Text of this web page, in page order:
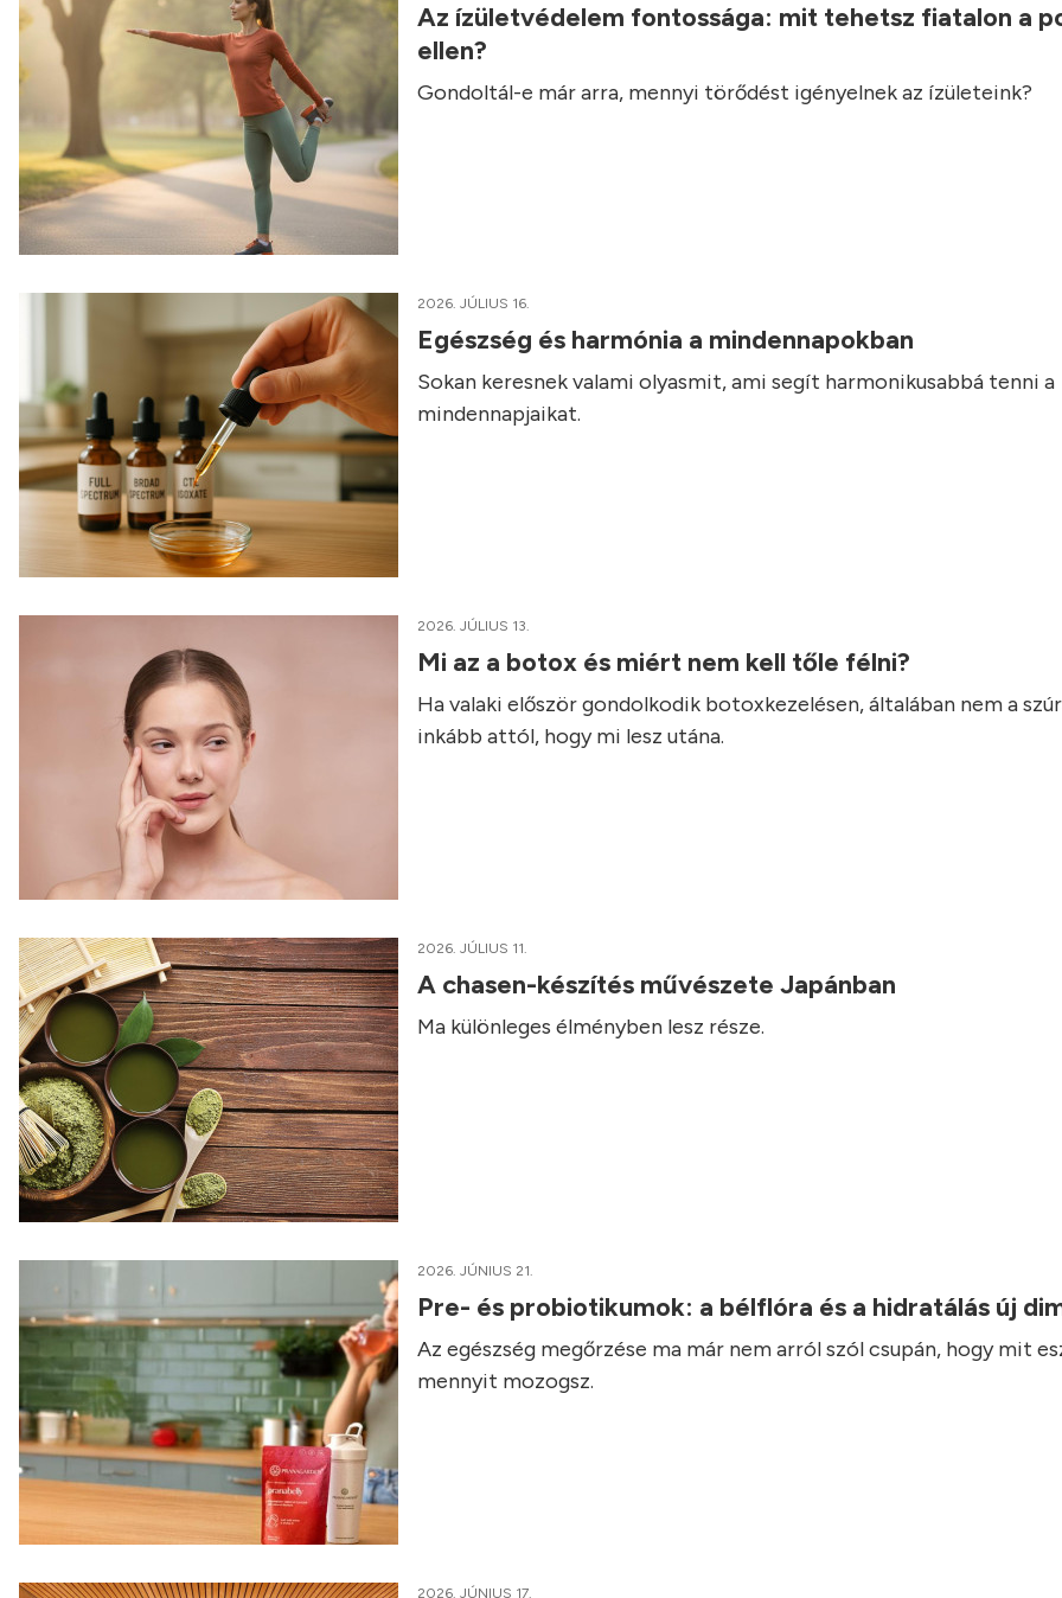
Az ízületvédelem fontossága: mit tehetsz fiatalon a
ellen?
Gondoltál-e már arra, mennyi törődést igényelnek az ízületeink?
2026. JÚLIUS 16.
Egészség és harmónia a mindennapokban
Sokan keresnek valami olyasmit, ami segít harmonikusabbá tenni a
mindennapjaikat.
2026. JÚLIUS 13.
Mi az a botox és miért nem kell tőle félni?
Ha valaki először gondolkodik botoxkezelésen, általában nem a
inkább attól, hogy mi lesz utána.
2026. JÚLIUS 11.
A chasen-készítés művészete Japánban
Ma különleges élményben lesz része.
2026. JÚNIUS 21.
Pre- és probiotikumok: a bélflóra és a hidratálás új
Az egészség megőrzése ma már nem arról szól csupán, hogy mit
mennyit mozogsz.
2026. JÚNIUS 17.